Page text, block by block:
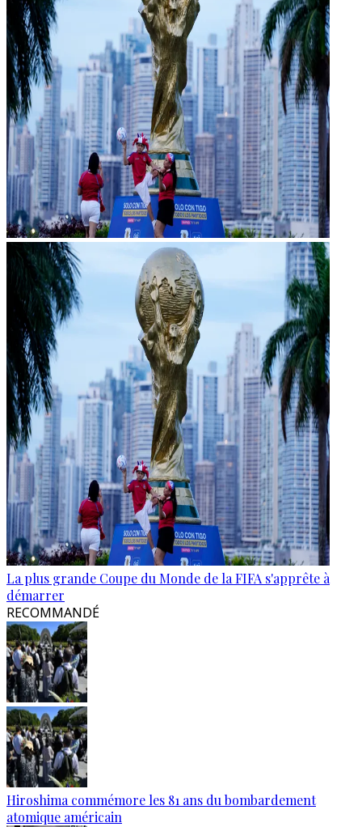
La plus grande Coupe du Monde de la FIFA s'apprête à
démarrer
RECOMMANDÉ
Hiroshima commémore les 81 ans du bombardement
atomique américain